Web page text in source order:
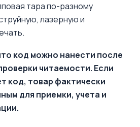
тара по-разному
лазерную и
код можно нанести после
читаемости. Если
код, товар фактически
для приемки, учета и